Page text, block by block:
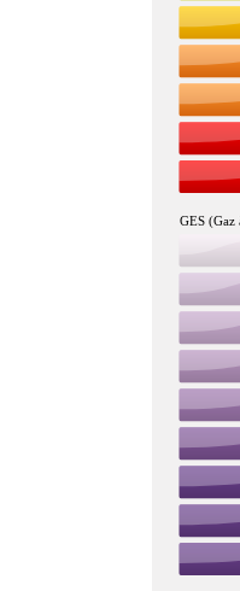
GES (Gaz